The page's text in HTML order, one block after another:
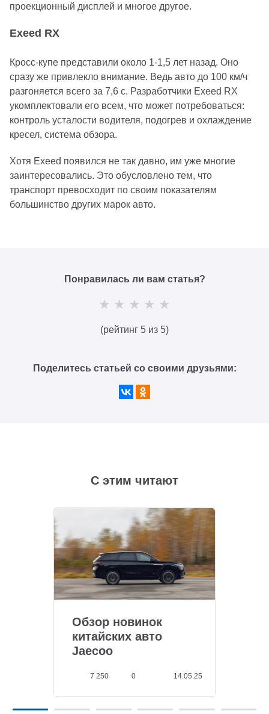
проекционный дисплей и многое другое.
Exeed RX
Кросс-купе представили около 1-1,5 лет назад. Оно
сразу же привлекло внимание. Ведь авто до 100 км/ч
разгоняется всего за 7,6 с. Разработчики Exeed RX
укомплектовали его всем, что может потребоваться:
контроль усталости водителя, подогрев и охлаждение
кресел, система обзора.
Хотя Exeed появился не так давно, им уже многие
заинтересовались. Это обусловлено тем, что
транспорт превосходит по своим показателям
большинство других марок авто.
Понравилась ли вам статья?
(рейтинг 5 из 5)
Поделитесь статьей со своими друзьями:
С этим читают
Обзор новинок
китайских авто
Jaecoo
7 250 0 14.05.25